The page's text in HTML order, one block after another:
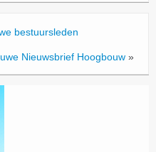
bestuursleden
Nieuwsbrief Hoogbouw »